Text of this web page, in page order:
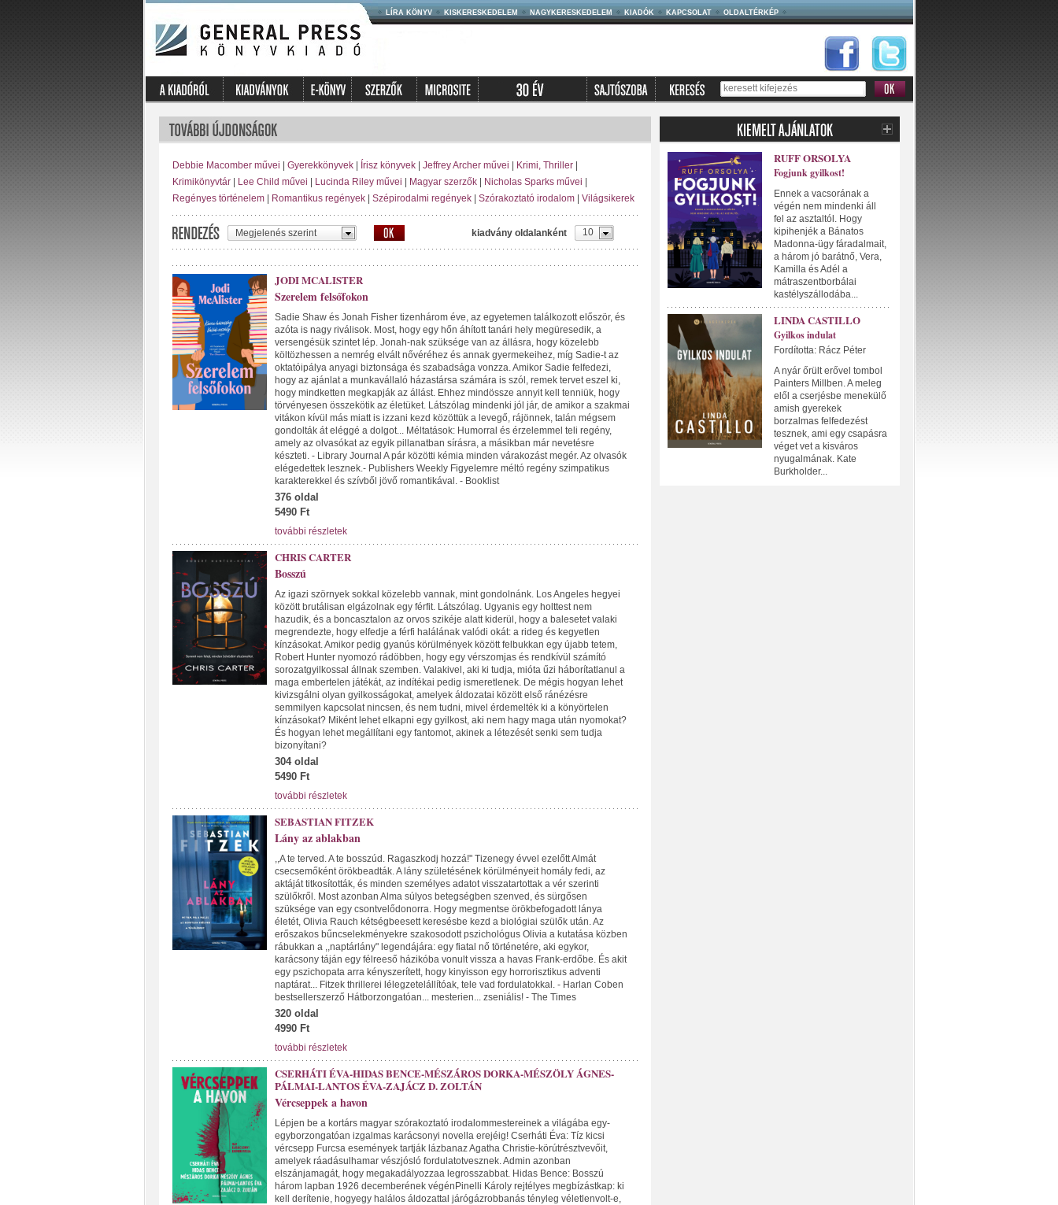
LÍRA KÖNYV KISKERESKEDELEM NAGYKERESKEDELEM KIADÓK KAPCSOLAT OLDALTÉRKÉP
Debbie Macomber művei Gyerekkönyvek| Írisz könyvek| Jeffrey Archer művei Krimi, Thriller|
Krimikönyvtár| Lee Child művei Lucinda Riley művei Magyar szerzők| Nicholas Sparks művei
Regényes történelem| Romantikus regények| Szépirodalmi regények| Szórakoztató irodalom| Világsikerek
Megjelenés szerint kiadvány oldalanként 10
JODI MCALISTER
Szerelem felsőfokon
Sadie Shaw és Jonah Fisher tizenhárom éve, az egyetemen találkozott először, és
azóta is nagy riválisok. Most, hogy egy hőn áhított tanári hely megüresedik, a
versengésük szintet lép. Jonah-nak szüksége van az állásra, hogy közelebb
költözhessen a nemrég elvált nővéréhez és annak gyermekeihez, míg Sadie-t az
oktatóipálya anyagi biztonsága és szabadsága vonzza. Amikor Sadie felfedezi,
hogy az ajánlat a munkavállaló házastársa számára is szól, remek tervet eszel ki,
hogy mindketten megkapják az állást. Ehhez mindössze annyit kell tenniük, hogy
törvényesen összekötik az életüket. Látszólag mindenki jól jár, de amikor a szakmai
vitákon kívül más miatt is izzani kezd közöttük a levegő, rájönnek, talán mégsem
gondolták át eléggé a dolgot... Méltatások: Humorral és érzelemmel teli regény,
amely az olvasókat az egyik pillanatban sírásra, a másikban már nevetésre
készteti. - Library Journal A pár közötti kémia minden várakozást megér. Az olvasók
elégedettek lesznek.- Publishers Weekly Figyelemre méltó regény szimpatikus
karakterekkel és szívből jövő romantikával. - Booklist
376 oldal
5490 Ft
további részletek
CHRIS CARTER
Bosszú
Az igazi szörnyek sokkal közelebb vannak, mint gondolnánk. Los Angeles hegyei
között brutálisan elgázolnak egy férfit. Látszólag. Ugyanis egy holttest nem
hazudik, és a boncasztalon az orvos szikéje alatt kiderül, hogy a balesetet valaki
megrendezte, hogy elfedje a férfi halálának valódi okát: a rideg és kegyetlen
kínzásokat. Amikor pedig gyanús körülmények között felbukkan egy újabb tetem,
Robert Hunter nyomozó rádöbben, hogy egy vérszomjas és rendkívül számító
sorozatgyilkossal állnak szemben. Valakivel, aki ki tudja, mióta űzi háborítatlanul a
maga embertelen játékát, az indítékai pedig ismeretlenek. De mégis hogyan lehet
kivizsgálni olyan gyilkosságokat, amelyek áldozatai között első ránézésre
semmilyen kapcsolat nincsen, és nem tudni, mivel érdemelték ki a könyörtelen
kínzásokat? Miként lehet elkapni egy gyilkost, aki nem hagy maga után nyomokat?
És hogyan lehet megállítani egy fantomot, akinek a létezését senki sem tudja
bizonyítani?
304 oldal
5490 Ft
további részletek
SEBASTIAN FITZEK
Lány az ablakban
,,A te terved. A te bosszúd. Ragaszkodj hozzá!" Tizenegy évvel ezelőtt Almát
csecsemőként örökbeadták. A lány születésének körülményeit homály fedi, az
aktáját titkosították, és minden személyes adatot visszatartottak a vér szerinti
szülőkről. Most azonban Alma súlyos betegségben szenved, és sürgősen
szüksége van egy csontvelődonorra. Hogy megmentse örökbefogadott lánya
életét, Olivia Rauch kétségbeesett keresésbe kezd a biológiai szülők után. Az
erőszakos bűncselekményekre szakosodott pszichológus Olivia a kutatása közben
rábukkan a ,,naptárlány" legendájára: egy fiatal nő történetére, aki egykor,
karácsony táján egy félreeső házikóba vonult vissza a havas Frank-erdőbe. És akit
egy pszichopata arra kényszerített, hogy kinyisson egy horrorisztikus adventi
naptárat... Fitzek thrillerei lélegzetelállítóak, tele vad fordulatokkal. - Harlan Coben
bestsellerszerző Hátborzongatóan... mesterien... zseniális! - The Times
320 oldal
4990 Ft
további részletek
CSERHÁTI ÉVA-HIDAS BENCE-MÉSZÁROS DORKA-MÉSZÖLY ÁGNES-
PÁLMAI-LANTOS ÉVA-ZAJÁCZ D. ZOLTÁN
Vércseppek a havon
Lépjen be a kortárs magyar szórakoztató irodalommestereinek a világába egy-
egyborzongatóan izgalmas karácsonyi novella erejéig! Cserháti Éva: Tíz kicsi
vércsepp Furcsa események tartják lázbanaz Agatha Christie-körútrésztvevőit,
amelyek ráadásulhamar vészjósló fordulatotvesznek. Admin azonban
elszánjamagát, hogy megakadályozzaa legrosszabbat. Hidas Bence: Bosszú
három lapban 1926 decemberének végénPinelli Károly rejtélyes megbízástkap: ki
kell derítenie, hogyegy halálos áldozattal járógázrobbanás tényleg véletlenvolt-e,
RUFF ORSOLYA
Fogjunk gyilkost!
Ennek a vacsorának a
végén nem mindenki áll
fel az asztaltól. Hogy
kipihenjék a Bánatos
Madonna-ügy fáradalmait,
a három jó barátnő, Vera,
Kamilla és Adél a
mátraszentborbálai
kastélyszállodába...
LINDA CASTILLO
Gyilkos indulat
Fordította: Rácz Péter
A nyár őrült erővel tombol
Painters Millben. A meleg
elől a cserjésbe menekülő
amish gyerekek
borzalmas felfedezést
tesznek, ami egy csapásra
véget vet a kisváros
nyugalmának. Kate
Burkholder...